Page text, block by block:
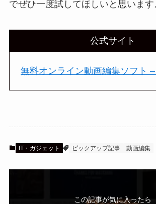
でぜひ一度試してほしいと思います
公式サイト
無料オンライン動画編集ソフト
IT・ガジェット ピックアップ記事 動画編集
この記事が気に入ったら